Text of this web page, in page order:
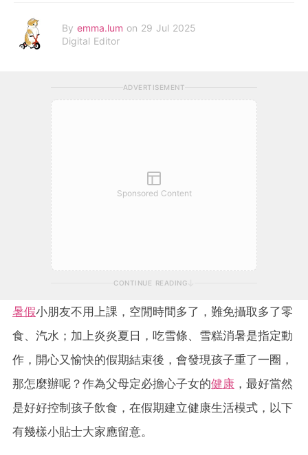
By emma.lum on 29 Jul 2025
Digital Editor
ADVERTISEMENT
Sponsored Content
CONTINUE READING
暑假小朋友不用上課，空閒時間多了，難免攝取多了零
食、汽水；加上炎炎夏日，吃雪條、雪糕消暑是指定動
作，開心又愉快的假期結束後，會發現孩子重了一圈，
那怎麼辦呢？作為父母定必擔心子女的健康 ，最好當然
是好好控制孩子飲食，在假期建立健康生活模式，以下
有幾樣小貼士大家應留意。